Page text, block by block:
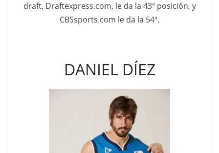
draft, Draftexpress.com, le da la 43ª posición, y
CBSsports.com le da la 54ª.
DANIEL DÍEZ